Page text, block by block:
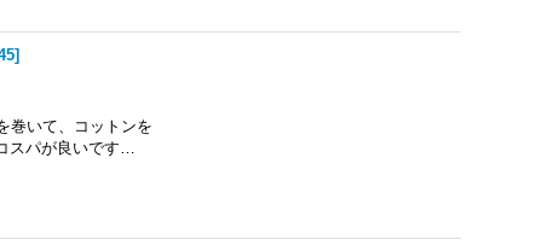
]
巻いて、コットンを
スパが良いです…